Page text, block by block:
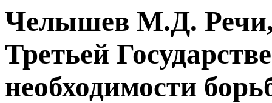
Челышев М.Д. Речи,
Третьей
необходимости